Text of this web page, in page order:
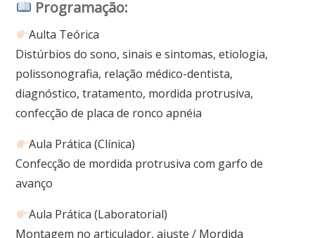
Programação:
Aulta Teórica
Distúrbios do sono, sinais e sintomas, etiologia,
polissonografia, relação médico-dentista,
diagnóstico, tratamento, mordida protrusiva,
confecção de placa de ronco apnéia
Aula Prática (Clínica)
Confecção de mordida protrusiva com garfo de
avanço
Aula Prática (Laboratorial)
Montagem no articulador, ajuste / Mordida